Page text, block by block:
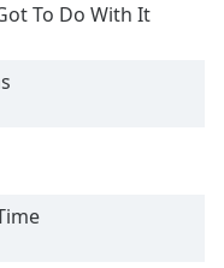
To Do With It